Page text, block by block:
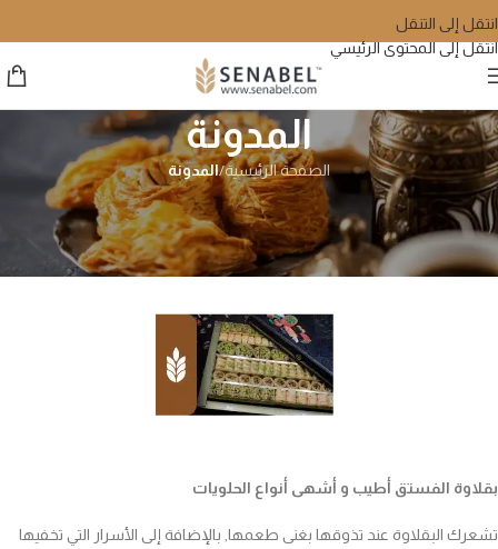
انتقل إلى التنقل
انتقل إلى المحتوى الرئيسي
المدونة
الصفحة الرئيسية/المدونة
المدونة
بقلاوة بالفستق
moustafa على يونيو 22, 2022
بقلاوة الفستق أطيب و أشهى أنواع الحلويات
تشعرك البقلاوة عند تذوقها بغنى طعمها, بالإضافة إلى الأسرار التي تخفيها